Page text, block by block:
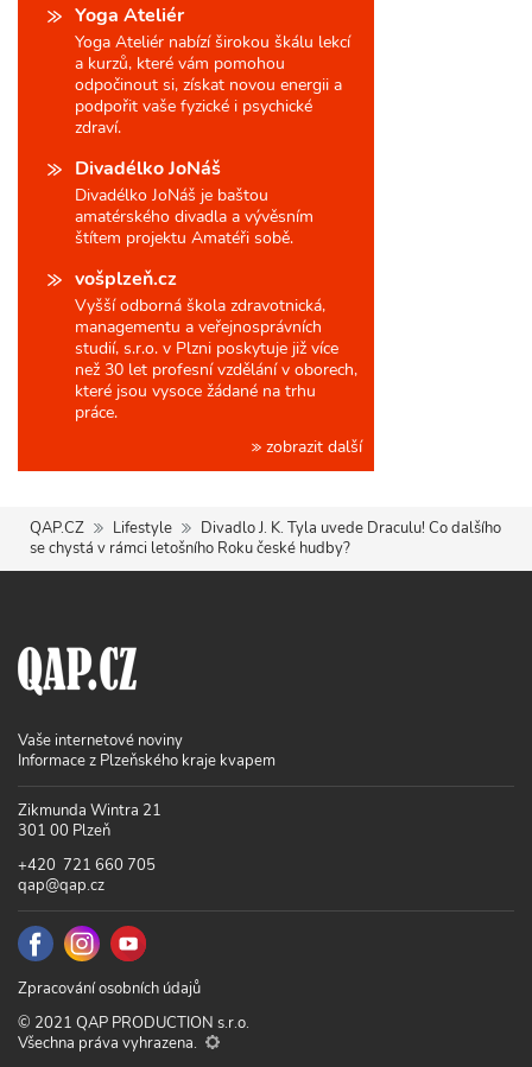
Yoga Ateliér
Yoga Ateliér nabízí širokou škálu lekcí
a kurzů, které vám pomohou
odpočinout si, získat novou energii a
podpořit vaše fyzické i psychické
zdraví.
Divadélko JoNáš
Divadélko JoNáš je baštou
amatérského divadla a vývěsním
štítem projektu Amatéři sobě.
vošplzeň.cz
Vyšší odborná škola zdravotnická,
managementu a veřejnosprávních
studií, s.r.o. v Plzni poskytuje již více
než 30 let profesní vzdělání v oborech,
které jsou vysoce žádané na trhu
práce.
zobrazit další
QAP.CZ Lifestyle
Divadlo J. K. Tyla uvede Draculu! Co dalšího
se chystá v rámci letošního Roku české hudby?
Vaše internetové noviny
Informace z Plzeňského kraje kvapem
Zikmunda Wintra 21
301 00 Plzeň
+420 721 660 705
qap@qap.cz
Zpracování osobních údajů
© 2021 QAP PRODUCTION s.r.o.
Všechna práva vyhrazena.